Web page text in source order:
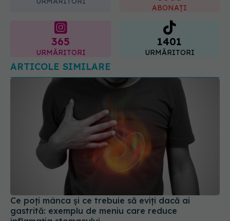
365 1401
URMĂRITORI
ARTICOLE SIMILARE
Ce poți mânca și ce trebuie să eviți dacă ai
gastrită: exemplu de meniu care reduce
inflamația stomacului
08 aug 2026, 19:00